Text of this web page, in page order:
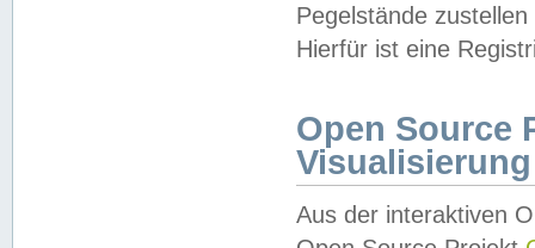
Pegelstände
Hierfür ist eine
Open Source
Visualisierung
Aus der interaktiven